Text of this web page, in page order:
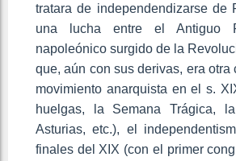
tratara de independendizarse de
una lucha entre el Antiguo
napoleónico surgido de la
que, aún con sus derivas, era
movimiento anarquista en el s.
huelgas, la Semana Trágica,
Asturias, etc.), el
finales del XIX (con el primer